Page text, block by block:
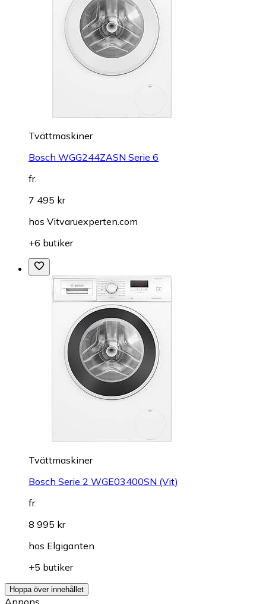
Tvättmaskiner
Bosch WGG244ZASN Serie 6
fr.
7 495 kr
hos Vitvaruexperten.com
+6 butiker
Tvättmaskiner
Bosch Serie 2 WGE03400SN (Vit)
fr.
8 995 kr
hos Elgiganten
+5 butiker
Hoppa över innehållet